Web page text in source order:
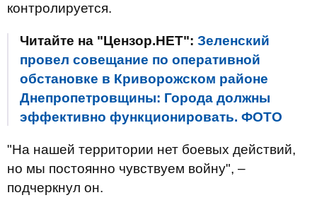
контролируется.
Читайте на "Цензор.НЕТ": Зеленский
провел совещание по оперативной
обстановке в Криворожском районе
Днепропетровщины: Города должны
эффективно функционировать. ФОТО
"На нашей территории нет боевых действий,
но мы постоянно чувствуем войну", –
подчеркнул он.